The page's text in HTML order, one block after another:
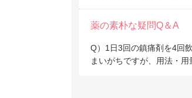
薬の素朴な疑問Q＆A
Q）1日3回の鎮痛剤を4回
まいがちですが、用法・